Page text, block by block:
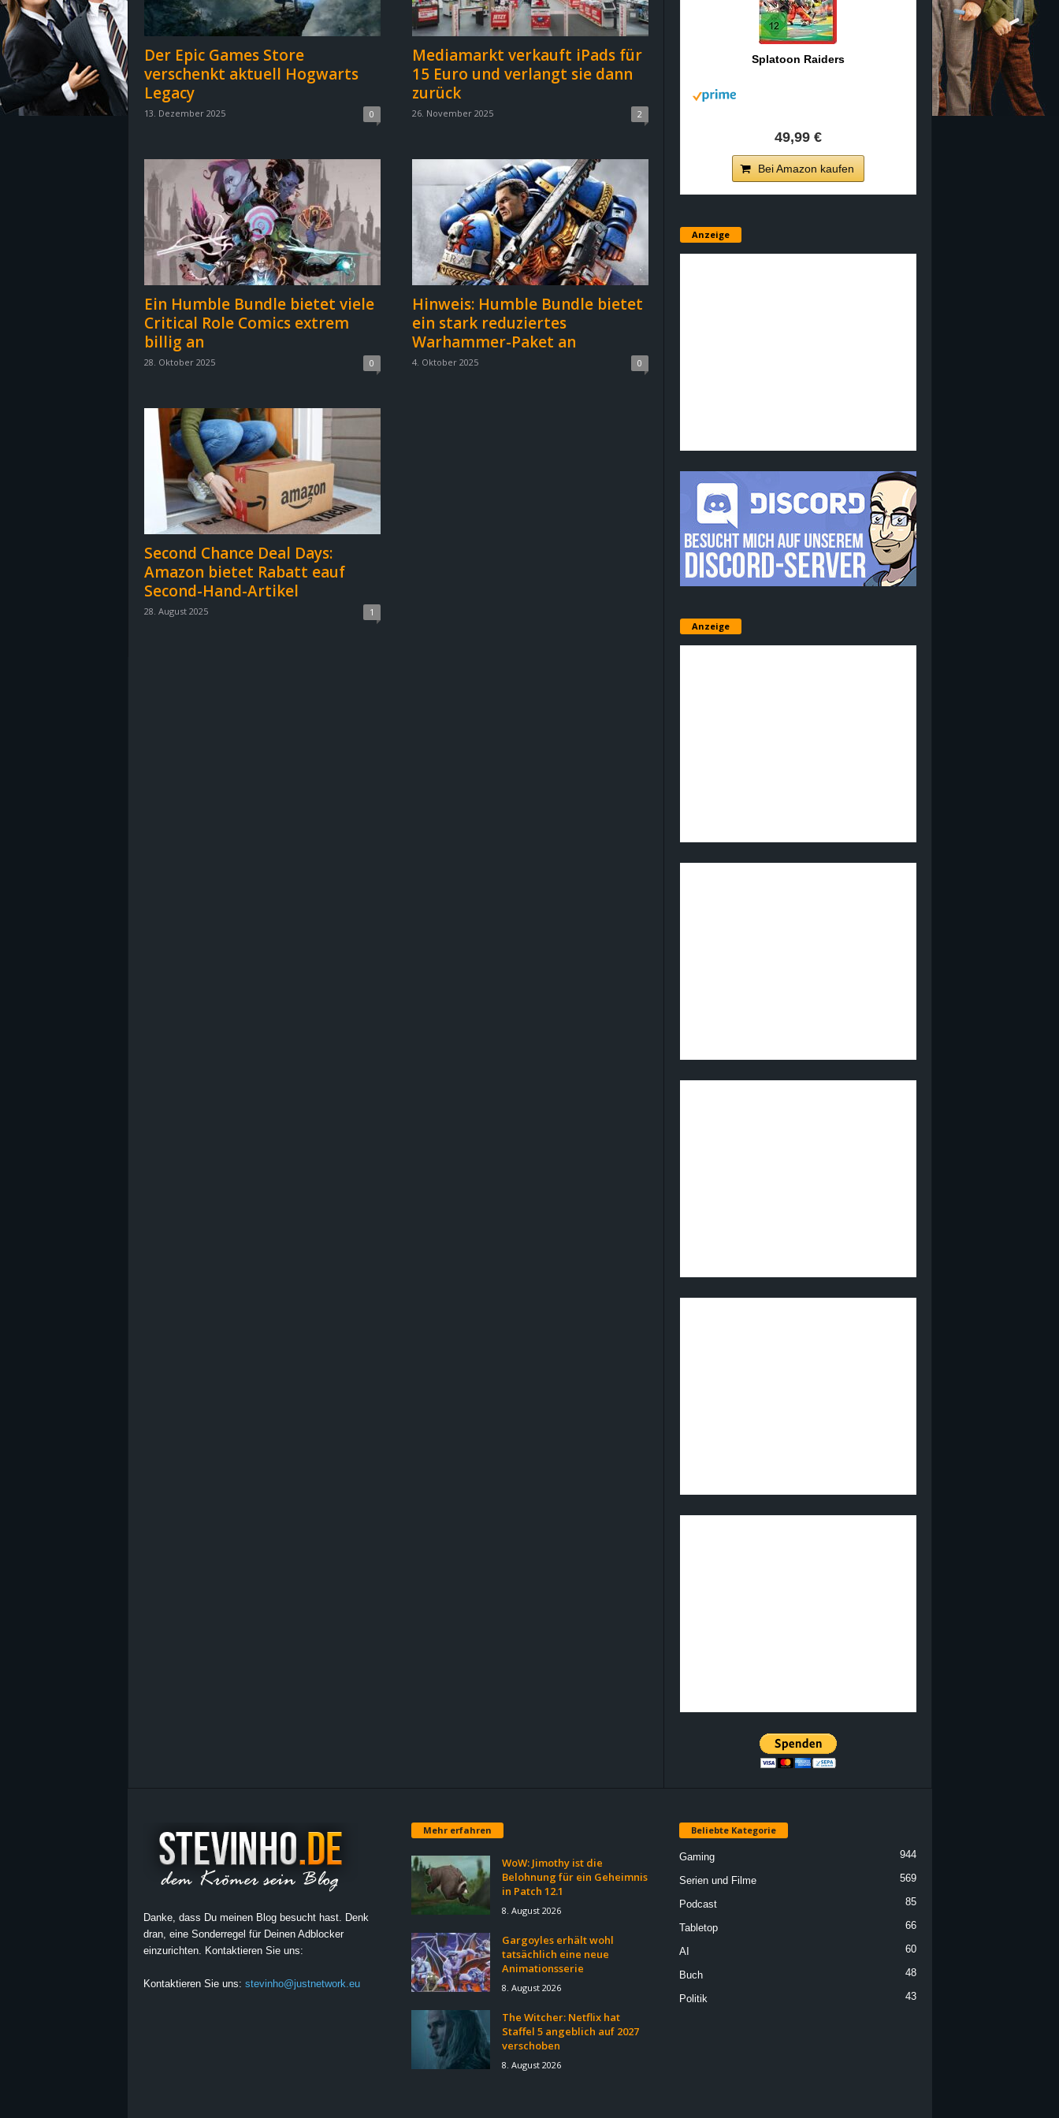
e
n
e
e
l
Der Epic Games Store
verschenkt aktuell Hogwarts
Legacy
13. Dezember 2025 0
Mediamarkt verkauft iPads für
15 Euro und verlangt sie dann
zurück
26. November 2025 2
Ein Humble Bundle bietet viele
Critical Role Comics extrem
billig an
28. Oktober 2025 0
Hinweis: Humble Bundle bietet
ein stark reduziertes
Warhammer-Paket an
4. Oktober 2025 0
Second Chance Deal Days:
Amazon bietet Rabatt eauf
Second-Hand-Artikel
28. August 2025 1
Splatoon Raiders
49,99 €
Bei Amazon kaufen
Anzeige
Anzeige
Danke, dass Du meinen Blog besucht hast. Denk
dran, eine Sonderregel für Deinen Adblocker
einzurichten. Kontaktieren Sie uns:
Kontaktieren Sie uns: stevinho@justnetwork.eu
Mehr erfahren
WoW: Jimothy ist die
Belohnung für ein Geheimnis
in Patch 12.1
8. August 2026
Gargoyles erhält wohl
tatsächlich eine neue
Animationsserie
8. August 2026
The Witcher: Netflix hat
Staffel 5 angeblich auf 2027
verschoben
8. August 2026
Beliebte Kategorie
Gaming 944
Serien und Filme 569
Podcast 85
Tabletop 66
AI 60
Buch 48
Politik 43